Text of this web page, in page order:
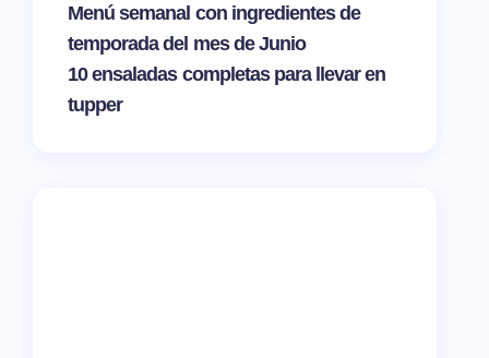
Menú semanal con ingredientes de
temporada del mes de Junio
10 ensaladas completas para llevar en
tupper